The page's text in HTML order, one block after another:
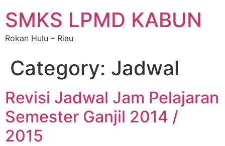
SMKS LPMD KABUN
Rokan Hulu – Riau
Category: Jadwal
Revisi Jadwal Jam Pelajaran
Semester Ganjil 2014 /
2015